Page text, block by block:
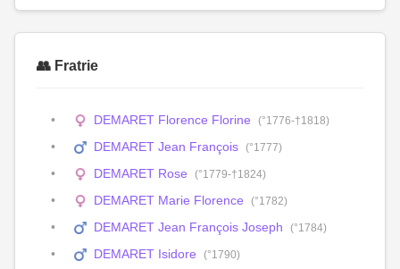
👥 Fratrie
DEMARET Florence Florine (°1776-†1818)
DEMARET Jean François (°1777)
DEMARET Rose (°1779-†1824)
DEMARET Marie Florence (°1782)
DEMARET Jean François Joseph (°1784)
DEMARET Isidore (°1790)